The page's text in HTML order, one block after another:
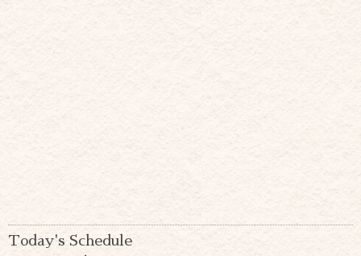
Today's Schedule